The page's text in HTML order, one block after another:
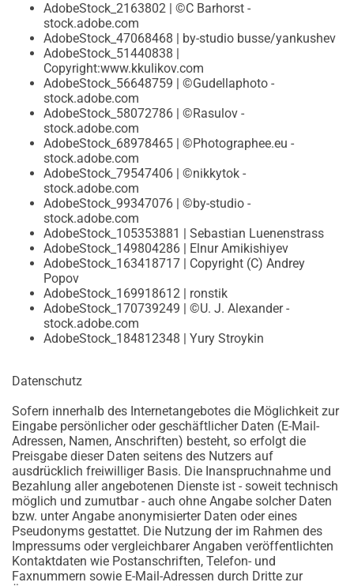
AdobeStock_2163802 | ©C Barhorst -
stock.adobe.com
AdobeStock_47068468 | by-studio busse/yankushev
AdobeStock_51440838 |
Copyright:www.kkulikov.com
AdobeStock_56648759 | ©Gudellaphoto -
stock.adobe.com
AdobeStock_58072786 | ©Rasulov -
stock.adobe.com
AdobeStock_68978465 | ©Photographee.eu -
stock.adobe.com
AdobeStock_79547406 | ©nikkytok -
stock.adobe.com
AdobeStock_99347076 | ©by-studio -
stock.adobe.com
AdobeStock_105353881 | Sebastian Luenenstrass
AdobeStock_149804286 | Elnur Amikishiyev
AdobeStock_163418717 | Copyright (C) Andrey
Popov
AdobeStock_169918612 | ronstik
AdobeStock_170739249 | ©U. J. Alexander -
stock.adobe.com
AdobeStock_184812348 | Yury Stroykin
Datenschutz
Sofern innerhalb des Internetangebotes die Möglichkeit zur
Eingabe persönlicher oder geschäftlicher Daten (E-Mail-
Adressen, Namen, Anschriften) besteht, so erfolgt die
Preisgabe dieser Daten seitens des Nutzers auf
ausdrücklich freiwilliger Basis. Die Inanspruchnahme und
Bezahlung aller angebotenen Dienste ist - soweit technisch
möglich und zumutbar - auch ohne Angabe solcher Daten
bzw. unter Angabe anonymisierter Daten oder eines
Pseudonyms gestattet. Die Nutzung der im Rahmen des
Impressums oder vergleichbarer Angaben veröffentlichten
Kontaktdaten wie Postanschriften, Telefon- und
Faxnummern sowie E-Mail-Adressen durch Dritte zur